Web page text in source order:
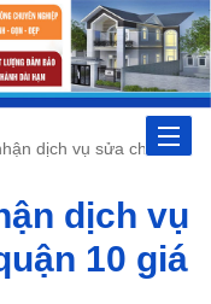
Toggle
dịch vụ sửa chữa
dịch vụ
10 giá